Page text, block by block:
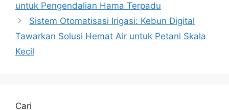
untuk Pengendalian Hama Terpadu
Sistem Otomatisasi Irigasi: Kebun Digital
Tawarkan Solusi Hemat Air untuk Petani Skala
Kecil
Cari